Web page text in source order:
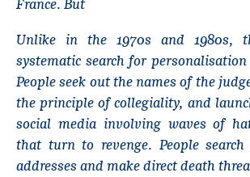
Unlike in the 1970s and 1980s,
systematic search for
People seek out the names of the
the principle of collegiality, and
social media involving waves of
that turn to revenge. People
addresses and make direct death